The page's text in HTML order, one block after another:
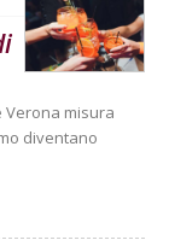
Verona misura
diventano